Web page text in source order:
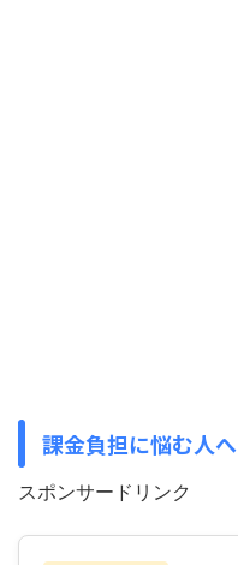
課金負担に悩む人へ
スポンサードリンク